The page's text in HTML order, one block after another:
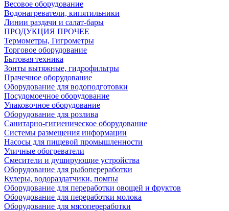
Весовое оборудование
Водонагреватели, кипятильники
Линии раздачи и салат-бары
ПРОДУКЦИЯ ПРОЧЕЕ
Термометры, Гигрометры
Торговое оборудование
Бытовая техника
Зонты вытяжные, гидрофильтры
Прачечное оборудование
Оборудование для водоподготовки
Посудомоечное оборудование
Упаковочное оборудование
Оборудование для розлива
Санитарно-гигиеническое оборудование
Системы размещения информации
Насосы для пищевой промышленности
Уличные обогреватели
Смесители и душирующие устройства
Оборудование для рыбопереработки
Кулеры, водораздатчики, помпы
Оборудование для переработки овощей и фруктов
Оборудование для переработки молока
Оборудование для мясопереработки